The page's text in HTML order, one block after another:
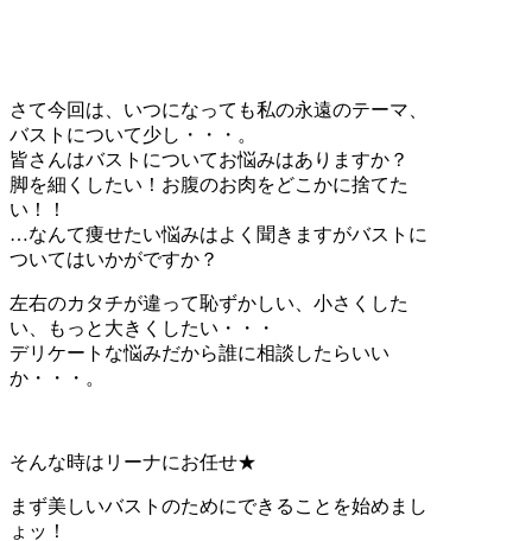
さて今回は、いつになっても私の永遠のテーマ、
バストについて少し・・・。
皆さんはバストについてお悩みはありますか？
脚を細くしたい！お腹のお肉をどこかに捨てた
い！！
…なんて痩せたい悩みはよく聞きますがバストに
ついてはいかがですか？
左右のカタチが違って恥ずかしい、小さくした
い、もっと大きくしたい・・・
デリケートな悩みだから誰に相談したらいい
か・・・。
そんな時はリーナにお任せ★
まず美しいバストのためにできることを始めまし
ょッ！